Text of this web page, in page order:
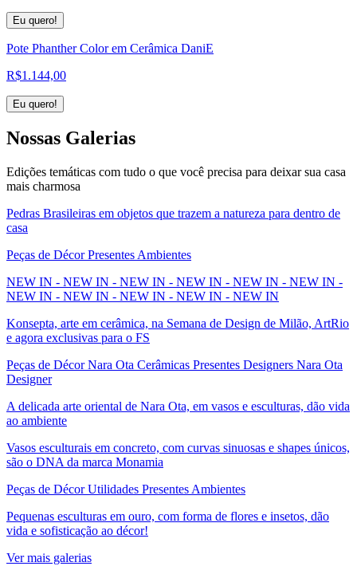
Eu quero!
Pote Phanther Color em Cerâmica DaniE
R$1.144,00
Eu quero!
Nossas Galerias
Edições temáticas com tudo o que você precisa para deixar sua casa
mais charmosa
Pedras Brasileiras em objetos que trazem a natureza para dentro de
casa
Peças de Décor Presentes Ambientes
NEW IN - NEW IN - NEW IN - NEW IN - NEW IN - NEW IN -
NEW IN - NEW IN - NEW IN - NEW IN - NEW IN
Konsepta, arte em cerâmica, na Semana de Design de Milão, ArtRio
e agora exclusivas para o FS
Peças de Décor Nara Ota Cerâmicas Presentes Designers Nara Ota
Designer
A delicada arte oriental de Nara Ota, em vasos e esculturas, dão vida
ao ambiente
Vasos esculturais em concreto, com curvas sinuosas e shapes únicos,
são o DNA da marca Monamia
Peças de Décor Utilidades Presentes Ambientes
Pequenas esculturas em ouro, com forma de flores e insetos, dão
vida e sofisticação ao décor!
Ver mais galerias